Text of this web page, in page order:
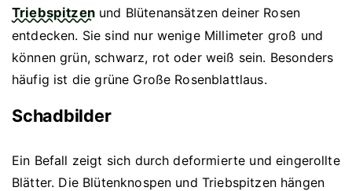
Triebspitzen und Blütenansätzen deiner Rosen
entdecken. Sie sind nur wenige Millimeter groß und
können grün, schwarz, rot oder weiß sein. Besonders
häufig ist die grüne Große Rosenblattlaus.
Schadbilder
Ein Befall zeigt sich durch deformierte und eingerollte
Blätter. Die Blütenknospen und Triebspitzen hängen